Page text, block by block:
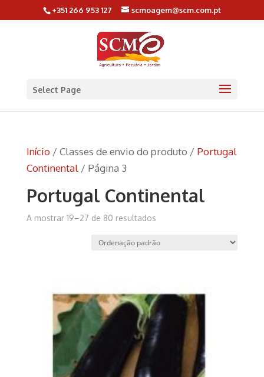
+351 266 953 127 scmoagem@scm.com.pt
Select Page
Início/ Classes de envio do produto / Portugal
Continental/ Página 3
Portugal Continental
A mostrar 19–27 de 80 resultados